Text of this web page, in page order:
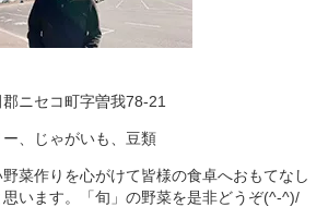
ニセコ町字曽我78-21
、じゃがいも、豆類
菜作りを心がけて皆様の食卓へおもてなし
思います。「旬」の野菜を是非どうぞ(^-^)/